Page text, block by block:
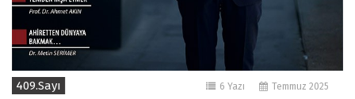
409.Sayı Temmuz 2025
6 Yazı